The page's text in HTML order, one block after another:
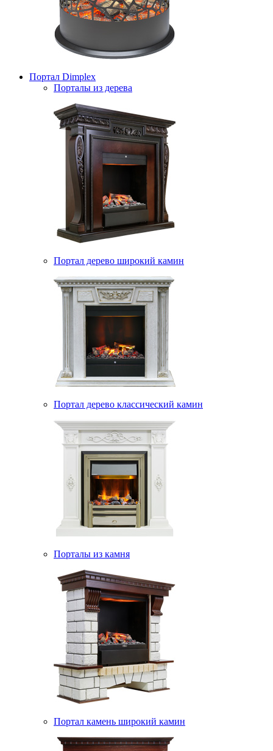
Портал Dimplex
Порталы из дерева
Портал дерево широкий камин
Портал дерево классический камин
Порталы из камня
Портал камень широкий камин